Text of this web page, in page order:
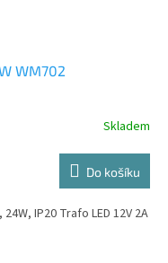
WM702
Skladem
Do košíku
IP20 Trafo LED 12V 2A